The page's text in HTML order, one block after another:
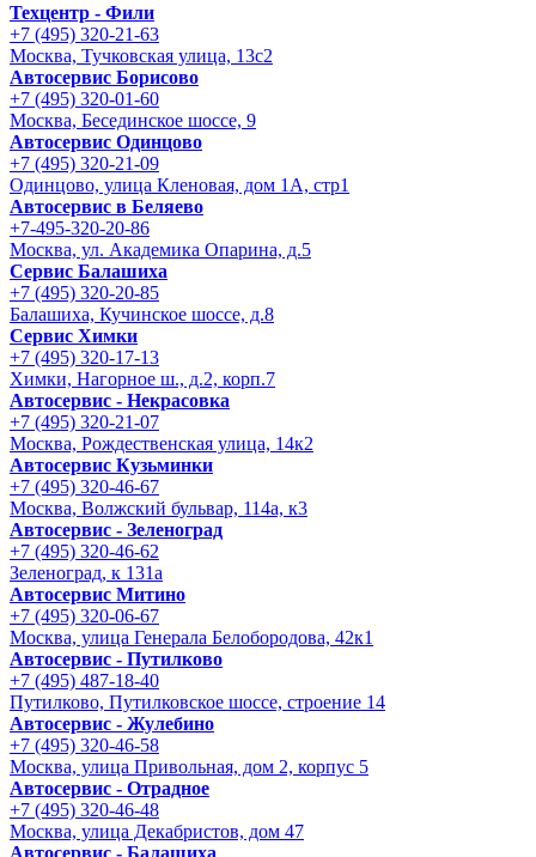
Техцентр - Фили
+7 (495) 320-21-63
Москва, Тучковская улица, 13с2
Автосервис Борисово
+7 (495) 320-01-60
Москва, Бесединское шоссе, 9
Автосервис Одинцово
+7 (495) 320-21-09
Одинцово, улица Кленовая, дом 1А, стр1
Автосервис в Беляево
+7-495-320-20-86
Москва, ул. Академика Опарина, д.5
Сервис Балашиха
+7 (495) 320-20-85
Балашиха, Кучинское шоссе, д.8
Сервис Химки
+7 (495) 320-17-13
Химки, Нагорное ш., д.2, корп.7
Автосервис - Некрасовка
+7 (495) 320-21-07
Москва, Рождественская улица, 14к2
Автосервис Кузьминки
+7 (495) 320-46-67
Москва, Волжский бульвар, 114а, к3
Автосервис - Зеленоград
+7 (495) 320-46-62
Зеленоград, к 131а
Автосервис Митино
+7 (495) 320-06-67
Москва, улица Генерала Белобородова, 42к1
Автосервис - Путилково
+7 (495) 487-18-40
Путилково, Путилковское шоссе, строение 14
Автосервис - Жулебино
+7 (495) 320-46-58
Москва, улица Привольная, дом 2, корпус 5
Автосервис - Отрадное
+7 (495) 320-46-48
Москва, улица Декабристов, дом 47
Автосервис - Балашиха